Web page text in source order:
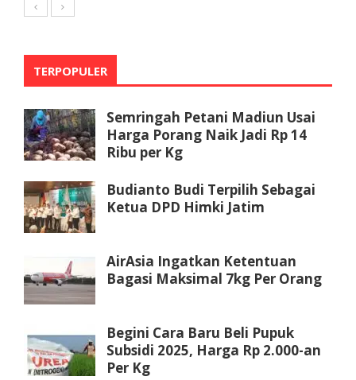
TERPOPULER
Semringah Petani Madiun Usai
Harga Porang Naik Jadi Rp 14
Ribu per Kg
Budianto Budi Terpilih Sebagai
Ketua DPD Himki Jatim
AirAsia Ingatkan Ketentuan
Bagasi Maksimal 7kg Per Orang
Begini Cara Baru Beli Pupuk
Subsidi 2025, Harga Rp 2.000-an
Per Kg